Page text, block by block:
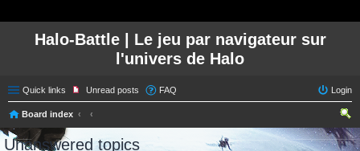
Halo-Battle | Le jeu par navigateur sur
l'univers de Halo
Quick links Unread posts FAQ Login
Board index
ear
Unanswered topics